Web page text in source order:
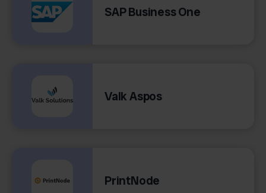
SAP Business One
Valk Aspos
PrintNode